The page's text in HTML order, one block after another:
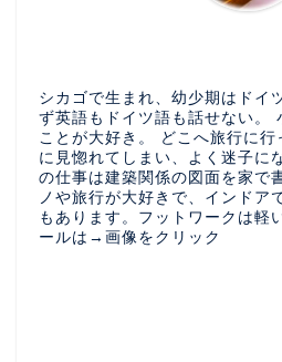
シカゴで生まれ、幼少期はドイ
ず英語もドイツ語も話せない。
ことが大好き。 どこへ旅行に
に見惚れてしまい、よく迷子に
の仕事は建築関係の図面を家で
ノや旅行が大好きで、インドア
もあります。フットワークは軽
ールは→画像をクリック